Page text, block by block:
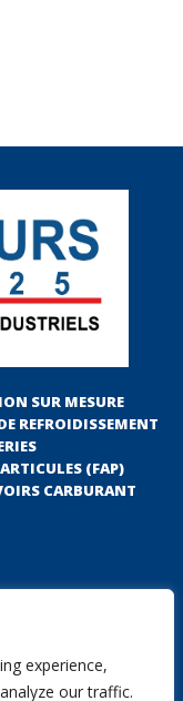
experience,
our traffic.
SUR MESURE
REFROIDISSEMENT
(FAP)
CARBURANT
de radiateur
automobile -
avions - Batteries
véhicules agricoles